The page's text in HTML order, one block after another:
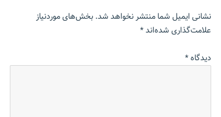
نشانی ایمیل شما منتشر نخواهد شد.بخش‌های موردنیاز
علامت‌گذاری شده‌اند*
دیدگاه*